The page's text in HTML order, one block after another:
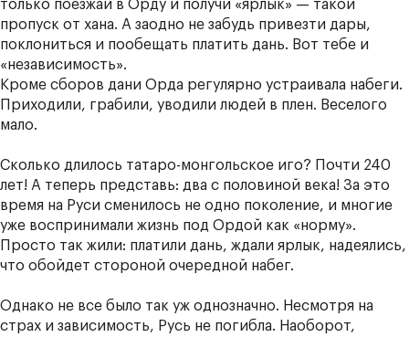
только поезжай в Орду и получи «ярлык» — такой
пропуск от хана. А заодно не забудь привезти дары,
поклониться и пообещать платить дань. Вот тебе и
«независимость».
Кроме сборов дани Орда регулярно устраивала набеги.
Приходили, грабили, уводили людей в плен. Веселого
мало.
Сколько длилось татаро-монгольское иго? Почти 240
лет! А теперь представь: два с половиной века! За это
время на Руси сменилось не одно поколение, и многие
уже воспринимали жизнь под Ордой как «норму».
Просто так жили: платили дань, ждали ярлык, надеялись,
что обойдет стороной очередной набег.
Однако не все было так уж однозначно. Несмотря на
страх и зависимость, Русь не погибла. Наоборот,